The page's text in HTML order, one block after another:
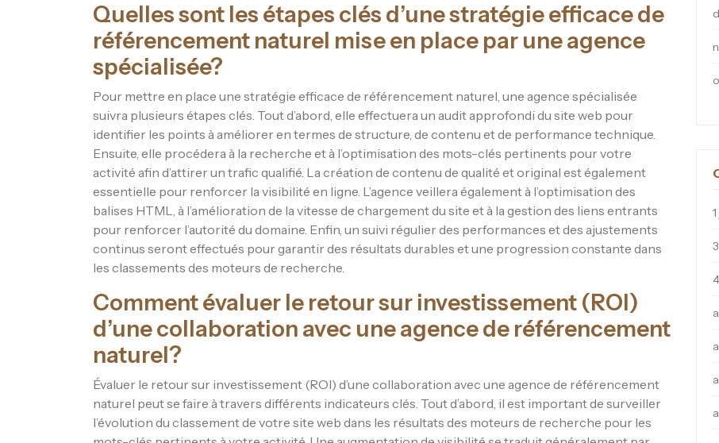
Quelles sont les étapes clés d’une stratégie efficace de
référencement naturel mise en place par une agence
spécialisée?
Pour mettre en place une stratégie efficace de référencement naturel, une agence spécialisée
suivra plusieurs étapes clés. Tout d’abord, elle effectuera un audit approfondi du site web pour
identifier les points à améliorer en termes de structure, de contenu et de performance technique.
Ensuite, elle procédera à la recherche et à l’optimisation des mots-clés pertinents pour votre
activité afin d’attirer un trafic qualifié. La création de contenu de qualité et original est également
essentielle pour renforcer la visibilité en ligne. L’agence veillera également à l’optimisation des
balises HTML, à l’amélioration de la vitesse de chargement du site et à la gestion des liens entrants
pour renforcer l’autorité du domaine. Enfin, un suivi régulier des performances et des ajustements
continus seront effectués pour garantir des résultats durables et une progression constante dans
les classements des moteurs de recherche.
Comment évaluer le retour sur investissement (ROI)
d’une collaboration avec une agence de référencement
naturel?
Évaluer le retour sur investissement (ROI) d’une collaboration avec une agence de référencement
naturel peut se faire à travers différents indicateurs clés. Tout d’abord, il est important de surveiller
l’évolution du classement de votre site web dans les résultats des moteurs de recherche pour les